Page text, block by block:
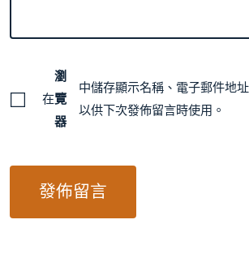
在
瀏
覽
器
中儲存顯示名稱、電子郵件地
以供下次發佈留言時使用。